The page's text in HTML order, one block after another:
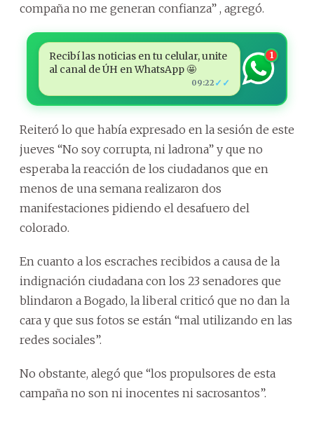
compaña no me generan confianza” , agregó.
Recibí las noticias en tu celular, unite
al canal de ÚH en WhatsApp 🤩
09:22 ✓✓
1
Reiteró lo que había expresado en la sesión de este
jueves “No soy corrupta, ni ladrona” y que no
esperaba la reacción de los ciudadanos que en
menos de una semana realizaron dos
manifestaciones pidiendo el desafuero del
colorado.
En cuanto a los escraches recibidos a causa de la
indignación ciudadana con los 23 senadores que
blindaron a Bogado, la liberal criticó que no dan la
cara y que sus fotos se están “mal utilizando en las
redes sociales”.
No obstante, alegó que “los propulsores de esta
campaña no son ni inocentes ni sacrosantos”.